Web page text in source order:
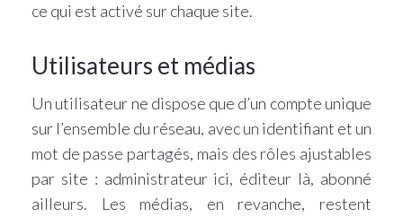
ce qui est activé sur chaque site.
Utilisateurs et médias
Un utilisateur ne dispose que d’un compte unique
sur l’ensemble du réseau, avec un identifiant et un
mot de passe partagés, mais des rôles ajustables
par site : administrateur ici, éditeur là, abonné
ailleurs. Les médias, en revanche, restent